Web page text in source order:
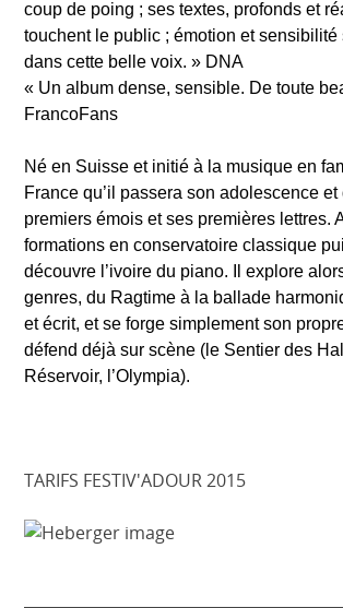
coup de poing ; ses textes, profonds et
touchent le public ; émotion et sensibilité
dans cette belle voix. » DNA
« Un album dense, sensible. De toute
FrancoFans
Né en Suisse et initié à la musique en
France qu’il passera son adolescence
premiers émois et ses premières lettres.
formations en conservatoire classique
découvre l’ivoire du piano. Il explore
genres, du Ragtime à la ballade
et écrit, et se forge simplement son
défend déjà sur scène (le Sentier des
Réservoir, l’Olympia).
TARIFS FESTIV'ADOUR 2015